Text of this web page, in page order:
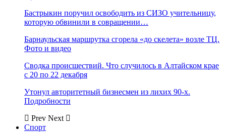
Бастрыкин поручил освободить из СИЗО учительницу,
которую обвинили в совращении…
Барнаульская маршрутка сгорела «до скелета» возле ТЦ.
Фото и видео
Сводка происшествий. Что случилось в Алтайском крае
с 20 по 22 декабря
Утонул авторитетный бизнесмен из лихих 90-х.
Подробности
Prev Next
Спорт